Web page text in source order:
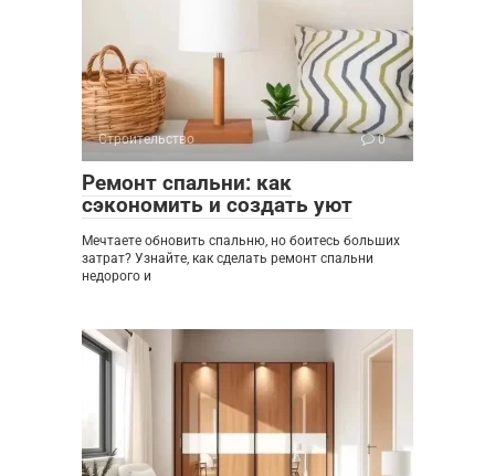
Строительство 0
Ремонт спальни: как
сэкономить и создать уют
Мечтаете обновить спальню, но боитесь больших
затрат? Узнайте, как сделать ремонт спальни
недорого и